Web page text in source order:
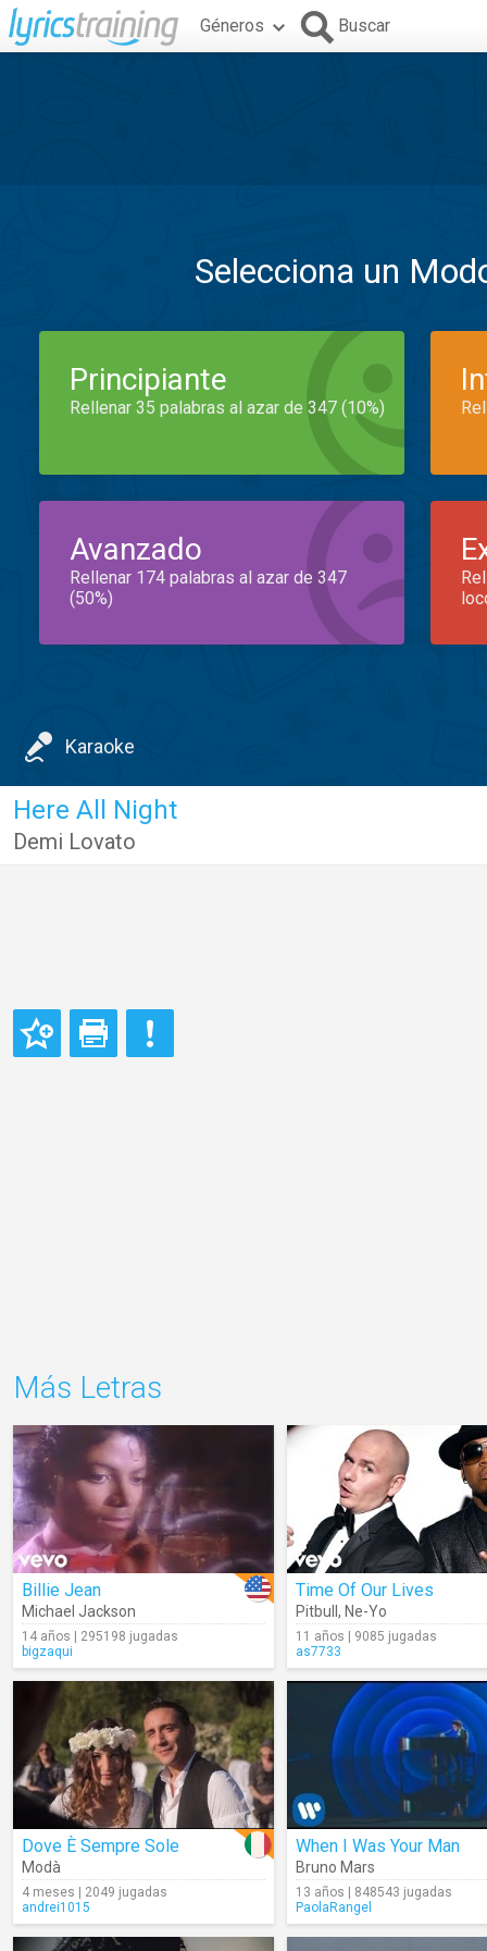
Géneros Buscar
Selecciona un
Principiante
Rellenar 35 palabras al azar de 347 (10%)
Avanzado
Rellenar 174 palabras al azar de 347
(50%)
Karaoke
Here All Night
Demi Lovato
Más Letras
Billie Jean
Michael Jackson
14 años | 295198 jugadas
bigzaqui
Time Of Our Lives
Pitbull , Ne-Yo
11 años | 9085 jugadas
as7733
Dove È Sempre Sole
Modà
4 meses | 2049 jugadas
andrei1015
When I Was Your Man
Bruno Mars
13 años | 848543 jugadas
PaolaRangel